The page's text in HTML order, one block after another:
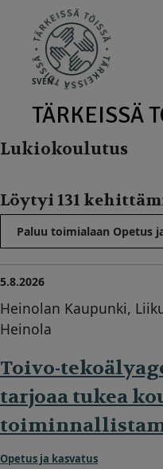
SVEN
TÄRKEISSÄ
Lukiokoulutus
Löytyi 131
Paluu toimialaan Opetus
5.8.2026
Heinolan Kaupunki,
Heinola
Toivo-
tarjoaa tukea
Opetus ja kasvatus